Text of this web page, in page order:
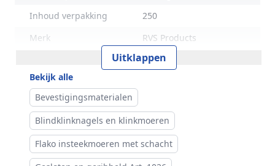
Inhoud verpakking
250
Merk
RVS Products
Uitklappen
Bekijk alle
Bevestigingsmaterialen
Blindklinknagels en klinkmoeren
Flako insteekmoeren met schacht